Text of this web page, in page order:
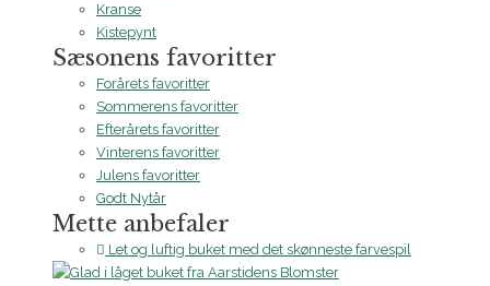
Kranse
Kistepynt
Sæsonens favoritter
Forårets favoritter
Sommerens favoritter
Efterårets favoritter
Vinterens favoritter
Julens favoritter
Godt Nytår
Mette anbefaler
Let og luftig buket med det skønneste farvespil